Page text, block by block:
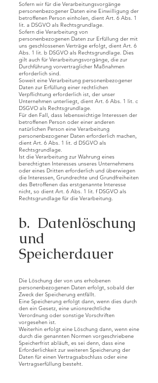
Sofern wir für die Verarbeitungsvorgänge
personenbezogener Daten eine Einwilligung der
betroffenen Person einholen, dient Art. 6 Abs. 1
lit. a DSGVO als Rechtsgrundlage.
Sofern die Verarbeitung von
personenbezogenen Daten zur Erfüllung der mit
uns geschlossenen Verträge erfolgt, dient Art. 6
Abs. 1 lit. b DSGVO als Rechtsgrundlage. Dies
gilt auch für Verarbeitungsvorgänge, die zur
Durchführung vorvertraglicher Maßnahmen
erforderlich sind.
Soweit eine Verarbeitung personenbezogener
Daten zur Erfüllung einer rechtlichen
Verpflichtung erforderlich ist, der unser
Unternehmen unterliegt, dient Art. 6 Abs. 1 lit. c
DSGVO als Rechtsgrundlage.
Für den Fall, dass lebenswichtige Interessen der
betroffenen Person oder einer anderen
natürlichen Person eine Verarbeitung
personenbezogener Daten erforderlich machen,
dient Art. 6 Abs. 1 lit. d DSGVO als
Rechtsgrundlage.
Ist die Verarbeitung zur Wahrung eines
berechtigten Interesses unseres Unternehmens
oder eines Dritten erforderlich und überwiegen
die Interessen, Grundrechte und Grundfreiheiten
des Betroffenen das erstgenannte Interesse
nicht, so dient Art. 6 Abs. 1 lit. f DSGVO als
Rechtsgrundlage für die Verarbeitung.
b. Datenlöschung
und
Speicherdauer
Die Löschung der von uns erhobenen
personenbezogenen Daten erfolgt, sobald der
Zweck der Speicherung entfällt.
Eine Speicherung erfolgt dann, wenn dies durch
den ein Gesetz, eine unionsrechtliche
Verordnung oder sonstige Vorschriften
vorgesehen ist.
Weiterhin erfolgt eine Löschung dann, wenn eine
durch die genannten Normen vorgeschriebene
Speicherfrist abläuft, es sei denn, dass eine
Erforderlichkeit zur weiteren Speicherung der
Daten für einen Vertragsabschluss oder eine
Vertragserfüllung besteht.